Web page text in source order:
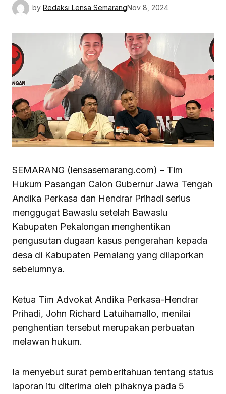
by Redaksi Lensa SemarangNov 8, 2024
SEMARANG (lensasemarang.com) – Tim
Hukum Pasangan Calon Gubernur Jawa Tengah
Andika Perkasa dan Hendrar Prihadi serius
menggugat Bawaslu setelah Bawaslu
Kabupaten Pekalongan menghentikan
pengusutan dugaan kasus pengerahan kepada
desa di Kabupaten Pemalang yang dilaporkan
sebelumnya.
Ketua Tim Advokat Andika Perkasa-Hendrar
Prihadi, John Richard Latuihamallo, menilai
penghentian tersebut merupakan perbuatan
melawan hukum.
Ia menyebut surat pemberitahuan tentang status
laporan itu diterima oleh pihaknya pada 5